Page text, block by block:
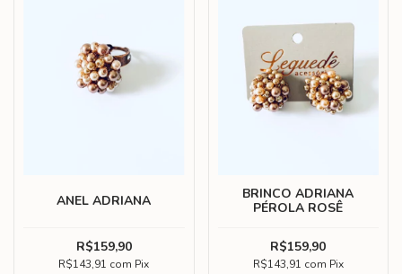
ANEL ADRIANA
R$159,90
R$143,91 com Pix
BRINCO ADRIANA
PÉROLA ROSÊ
R$159,90
R$143,91 com Pix